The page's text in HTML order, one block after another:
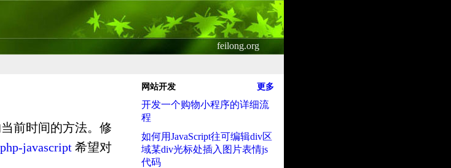
feilong.org
前时间的方法。修
javascript 希望对
网站开发 更多
开发一个购物小程序的详细流
程
如何用JavaScript往可编辑div区
域某div光标处插入图片表情js
代码